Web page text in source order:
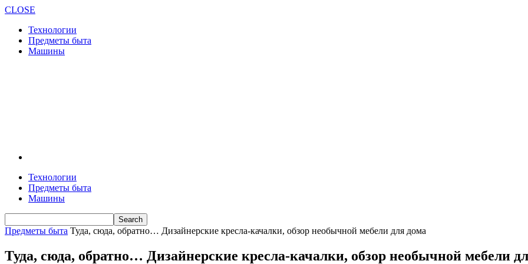
CLOSE
Технологии
Предметы быта
Машины
Технологии
Предметы быта
Машины
Предметы быта Туда, сюда, обратно… Дизайнерские кресла-качалки, обзор необычной мебели для дома
Туда, сюда, обратно… Дизайнерские кресла-качалки, обзор необычной мебели